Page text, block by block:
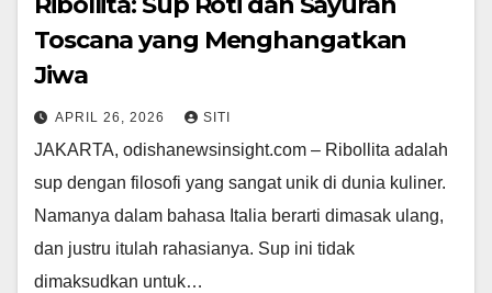
Toscana yang Menghangatkan
Jiwa
APRIL 26, 2026 SITI
JAKARTA, odishanewsinsight.com – Ribollita adalah
sup dengan filosofi yang sangat unik di dunia kuliner.
Namanya dalam bahasa Italia berarti dimasak ulang,
dan justru itulah rahasianya. Sup ini tidak
dimaksudkan untuk…